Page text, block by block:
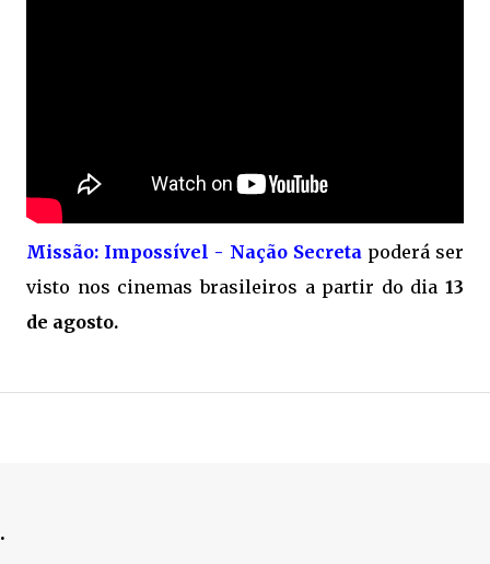
Missão: Impossível - Nação Secretapoderá ser
visto nos cinemas brasileiros a partir do dia 13
de agosto.
.